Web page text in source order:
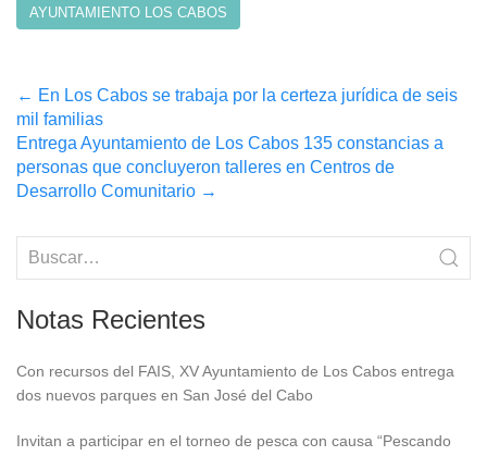
AYUNTAMIENTO LOS CABOS
Post
navigation
← En Los Cabos se trabaja por la certeza jurídica de seis
mil familias
Entrega Ayuntamiento de Los Cabos 135 constancias a
personas que concluyeron talleres en Centros de
Desarrollo Comunitario →
Notas Recientes
Con recursos del FAIS, XV Ayuntamiento de Los Cabos entrega
dos nuevos parques en San José del Cabo
Invitan a participar en el torneo de pesca con causa “Pescando